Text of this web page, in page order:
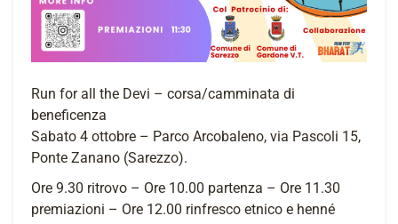
Run for all the Devi – corsa/camminata di
beneficenza
Sabato 4 ottobre – Parco Arcobaleno, via Pascoli 15,
Ponte Zanano (Sarezzo).
Ore 9.30 ritrovo – Ore 10.00 partenza – Ore 11.30
premiazioni – Ore 12.00 rinfresco etnico e henné